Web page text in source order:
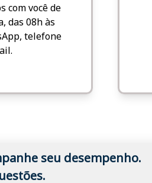
com você de
das 08h às
telefone
seu desempenho.